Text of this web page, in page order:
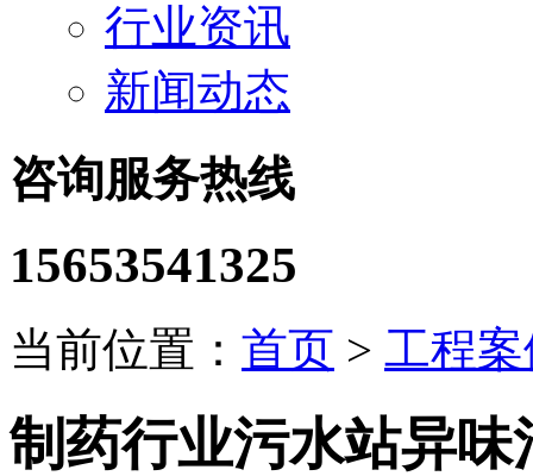
行业资讯
新闻动态
咨询服务热线
15653541325
当前位置： 首页 > 工程
制药行业污水站异味